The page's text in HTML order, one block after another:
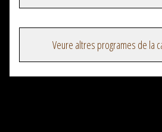
Veure altres programes de la